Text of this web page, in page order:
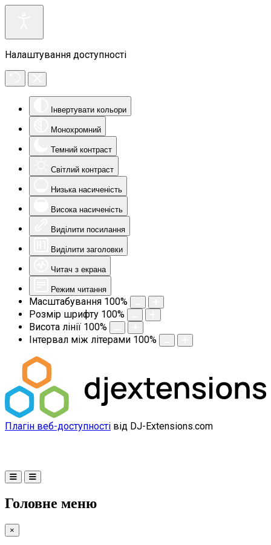
Налаштування доступності
Інвертувати кольори
Монохромний
Темний контраст
Світлий контраст
Низька насиченість
Висока насиченість
Виділити посилання
Виділити заголовки
Читач з екрана
Режим читання
Масштабування 100%
Розмір шрифту 100%
Висота лінії 100%
Інтервал між літерами 100%
Плагін веб-доступності від DJ-Extensions.com
Головне меню
×